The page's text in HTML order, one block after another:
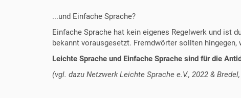
...und Einfache Sprache?
Einfache Sprache hat kein eigenes Regelwerk und ist
bekannt vorausgesetzt. Fremdwörter sollten
Leichte Sprache und Einfache Sprache sind für die
(vgl. dazu Netzwerk Leichte Sprache e.V., 2022 &